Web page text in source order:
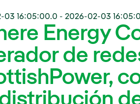
03 16:05:00.0 - 2026-02-03
Energy
de